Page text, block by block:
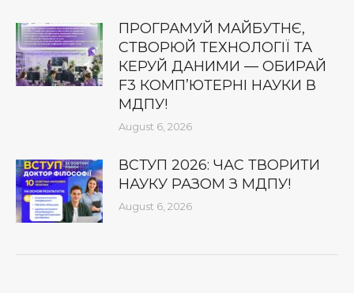
ПРОГРАМУЙ МАЙБУТНЄ,
СТВОРЮЙ ТЕХНОЛОГІЇ ТА
КЕРУЙ ДАНИМИ — ОБИРАЙ
F3 КОМП’ЮТЕРНІ НАУКИ В
МДПУ!
August 6, 2026
ВСТУП 2026: ЧАС ТВОРИТИ
НАУКУ РАЗОМ З МДПУ!
August 6, 2026